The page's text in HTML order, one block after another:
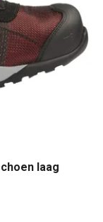
laag